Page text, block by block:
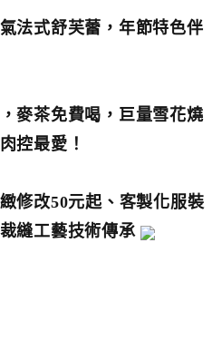
法式舒芙蕾，年節特色伴
麥茶免費喝，巨量雪花燒
控最愛！
修改50元起、客製化服裝
縫工藝技術傳承